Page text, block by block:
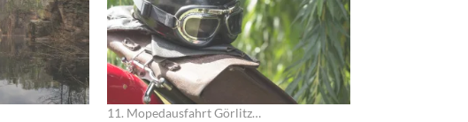
11. Mopedausfahrt Görlitz…